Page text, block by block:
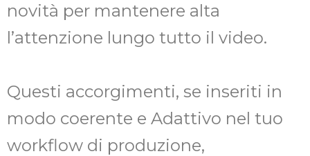
novità per mantenere alta
l’attenzione lungo tutto il video.
Questi accorgimenti, se inseriti in
modo coerente e Adattivo nel tuo
workflow di produzione,